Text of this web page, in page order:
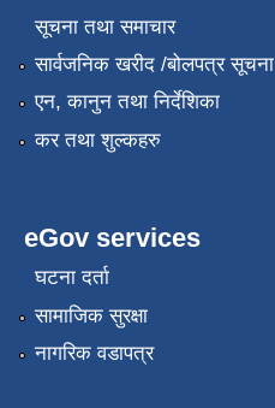
सूचना तथा समाचार
सार्वजनिक खरीद /बोलपत्र सूचना
एन, कानुन तथा निर्देशिका
कर तथा शुल्कहरु
eGov services
घटना दर्ता
सामाजिक सुरक्षा
नागरिक वडापत्र